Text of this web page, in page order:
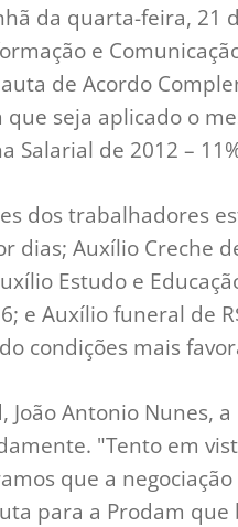
da quarta-feira, 21
e
de Acordo
seja aplicado o
Salarial de 2012 –
dos trabalhadores
dias; Auxílio Creche
Estudo e
e Auxílio funeral de
condições mais
João Antonio Nunes,
"Tento em
que a
para a Prodam